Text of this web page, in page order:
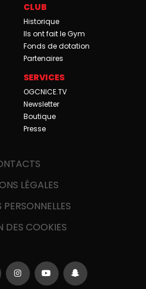
CLUB
Historique
Ils ont fait le Gym
Fonds de dotation
Partenaires
SERVICES
OGCNICE.TV
Newsletter
Boutique
Presse
LÉGALES
DES COOKIES